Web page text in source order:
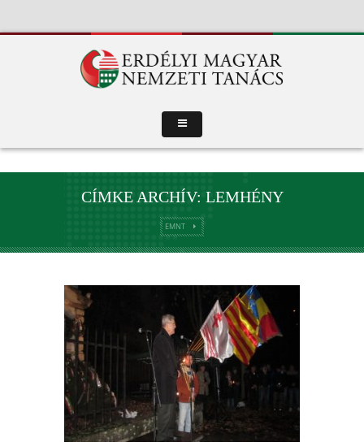
CÍMKE ARCHÍV: LEMHÉNY
EMNT